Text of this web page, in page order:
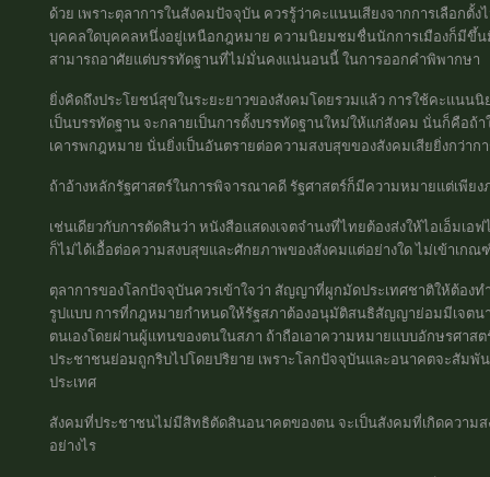
ด้วย เพราะตุลาการในสังคมปัจจุบัน ควรรู้ว่าคะแนนเสียงจากการเลือก
บุคคลใดบุคคลหนึ่งอยู่เหนือกฎหมาย ความนิยมชมชื่นนักการเมืองก็มีขึ้นมี
สามารถอาศัยแต่บรรทัดฐานที่ไม่มั่นคงแน่นอนนี้ ในการออกคำพิพากษา
ยิ่งคิดถึงประโยชน์สุขในระยะยาวของสังคมโดยรวมแล้ว การใช้คะแนน
เป็นบรรทัดฐาน จะกลายเป็นการตั้งบรรทัดฐานใหม่ให้แก่สังคม นั่นก็คือถ้
เคารพกฎหมาย นั่นยิ่งเป็นอันตรายต่อความสงบสุขของสังคมเสียยิ่งกว่า
ถ้าอ้างหลักรัฐศาสตร์ในการพิจารณาคดี รัฐศาสตร์ก็มีความหมายแต่เพีย
เช่นเดียวกับการตัดสินว่า หนังสือแสดงเจตจำนงที่ไทยต้องส่งให้ไอเอ็มเ
ก็ไม่ได้เอื้อต่อความสงบสุขและศักยภาพของสังคมแต่อย่างใด ไม่เข้าเก
ตุลาการของโลกปัจจุบันควรเข้าใจว่า สัญญาที่ผูกมัดประเทศชาติให้ต้อง
รูปแบบ การที่กฎหมายกำหนดให้รัฐสภาต้องอนุมัติสนธิสัญญาย่อมมีเจต
ตนเองโดยผ่านผู้แทนของตนในสภา ถ้าถือเอาความหมายแบบอักษรศาส
ประชาชนย่อมถูกริบไปโดยปริยาย เพราะโลกปัจจุบันและอนาคตจะสัม
ประเทศ
สังคมที่ประชาชนไม่มีสิทธิตัดสินอนาคตของตน จะเป็นสังคมที่เกิดความ
อย่างไร